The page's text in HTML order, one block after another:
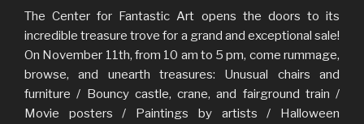
The Center for Fantastic Art opens the doors to its
incredible treasure trove for a grand and exceptional sale!
On November 11th, from 10 am to 5 pm, come rummage,
browse, and unearth treasures: Unusual chairs and
furniture / Bouncy castle, crane, and fairground train /
Movie posters / Paintings by artists / Halloween